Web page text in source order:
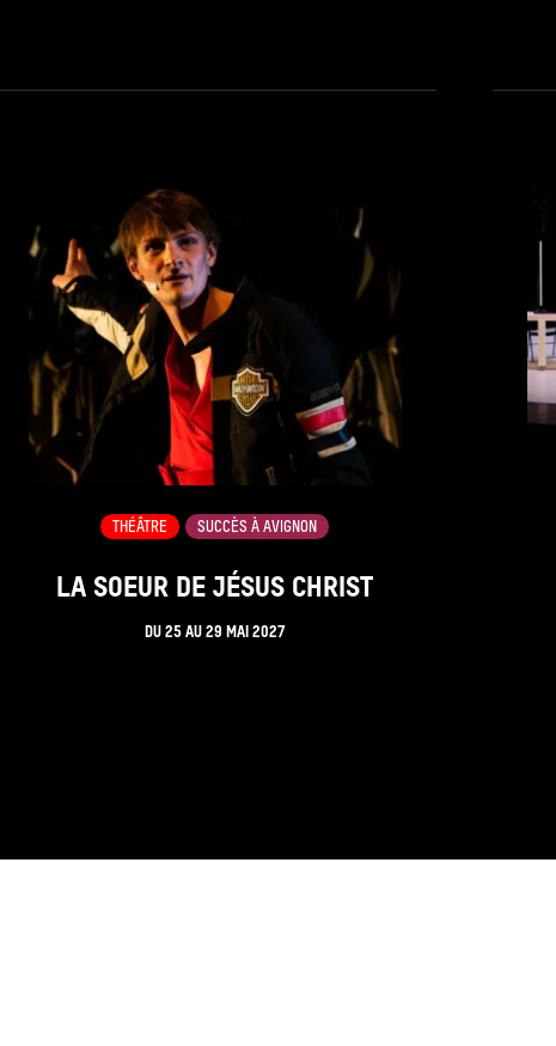
LA SOEUR DE JÉSUS CHRIST
DU 25AU 29 MAI 2027
THÉÂTRE SUCCÈS À AVIGNON